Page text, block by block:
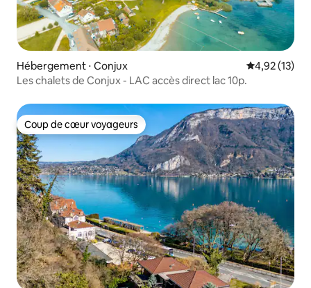
Hébergement ⋅ Conjux Évaluation
4,92 (13)
Les chalets de Conjux - LAC accès direct lac 10p.
Coup de cœur voyageurs
Coup de cœur voyageurs